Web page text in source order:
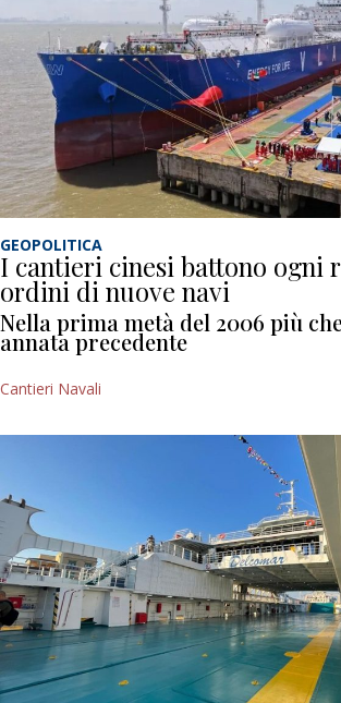
GEOPOLITICA
I cantieri cinesi battono ogni
ordini di nuove navi
Nella prima metà del 2006 più
annata precedente
Cantieri Navali